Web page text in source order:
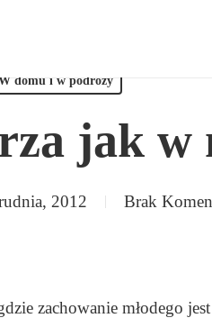
W domu i w podróży
jak w
2012 Brak
zachowanie młodego